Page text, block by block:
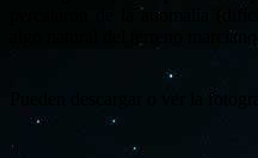
percataron de la anomalía
algo natural del terreno marciano.
Pueden descargar o ver la